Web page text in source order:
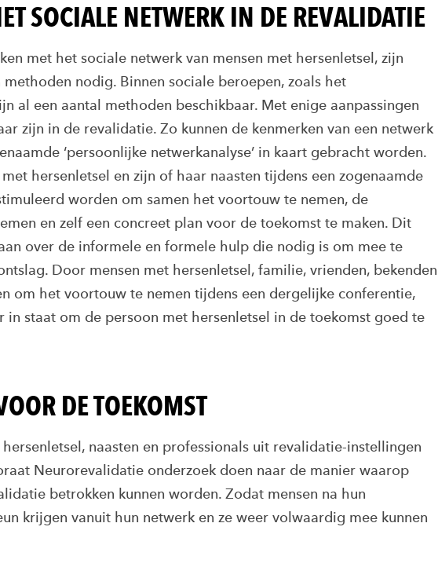
SOCIALE NETWERK IN DE REVALIDATIE
met het sociale netwerk van mensen met hersenletsel, zijn
nodig. Binnen sociale beroepen, zoals het
al een aantal methoden beschikbaar. Met enige aanpassingen
zijn in de revalidatie. Zo kunnen de kenmerken van een netwerk
‘persoonlijke netwerkanalyse’ in kaart gebracht worden.
hersenletsel en zijn of haar naasten tijdens een zogenaamde
worden om samen het voortouw te nemen, de
en zelf een concreet plan voor de toekomst te maken. Dit
over de informele en formele hulp die nodig is om mee te
Door mensen met hersenletsel, familie, vrienden, bekenden
om het voortouw te nemen tijdens een dergelijke conferentie,
staat om de persoon met hersenletsel in de toekomst goed te
DE TOEKOMST
naasten en professionals uit revalidatie-instellingen
Neurorevalidatie onderzoek doen naar de manier waarop
betrokken kunnen worden. Zodat mensen na hun
krijgen vanuit hun netwerk en ze weer volwaardig mee kunnen